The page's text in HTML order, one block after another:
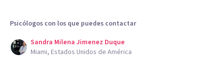
Psicólogos con los que puedes contactar
Sandra Milena Jimenez Duque
Miami, Estados Unidos de América